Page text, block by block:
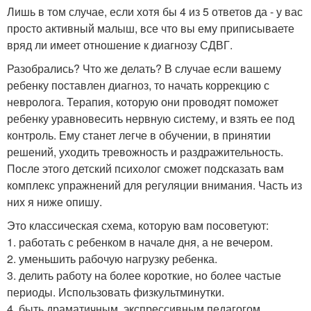
Лишь в том случае, если хотя бы 4 из 5 ответов да - у вас
просто активный малыш, все что вы ему приписываете
вряд ли имеет отношение к диагнозу СДВГ.
Разобрались? Что же делать? В случае если вашему
ребенку поставлен диагноз, то начать коррекцию с
невролога. Терапия, которую они проводят поможет
ребенку уравновесить нервную систему, и взять ее под
контроль. Ему станет легче в обучении, в принятии
решений, уходить тревожность и раздражительность.
После этого детский психолог сможет подсказать вам
комплекс упражнений для регуляции внимания. Часть из
них я ниже опишу.
Это классическая схема, которую вам посоветуют:
1. работать с ребенком в начале дня, а не вечером.
2. уменьшить рабочую нагрузку ребенка.
3. делить работу на более короткие, но более частые
периоды. Использовать физкультминутки.